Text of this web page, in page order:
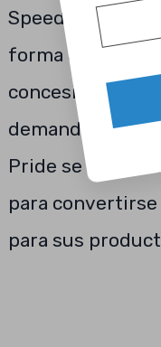
Speedpacker,
forma
concesiones de
demanda de
Pride se
para
para sus